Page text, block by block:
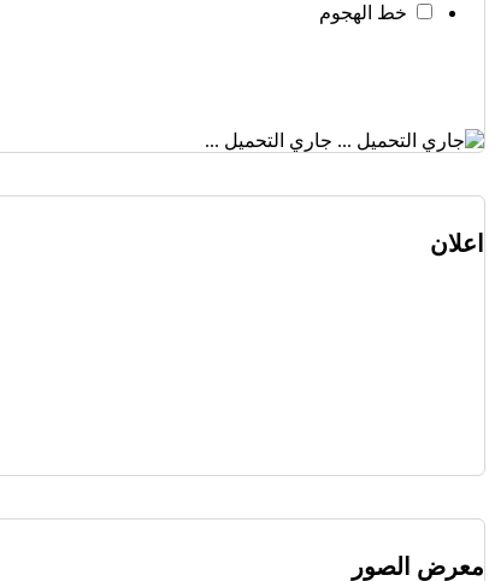
خط الهجوم
جاري التحميل ...
اعلان
معرض الصور